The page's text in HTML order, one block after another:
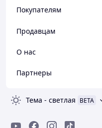
Покупателям
Продавцам
О нас
Партнеры
Тема - светлая BETA